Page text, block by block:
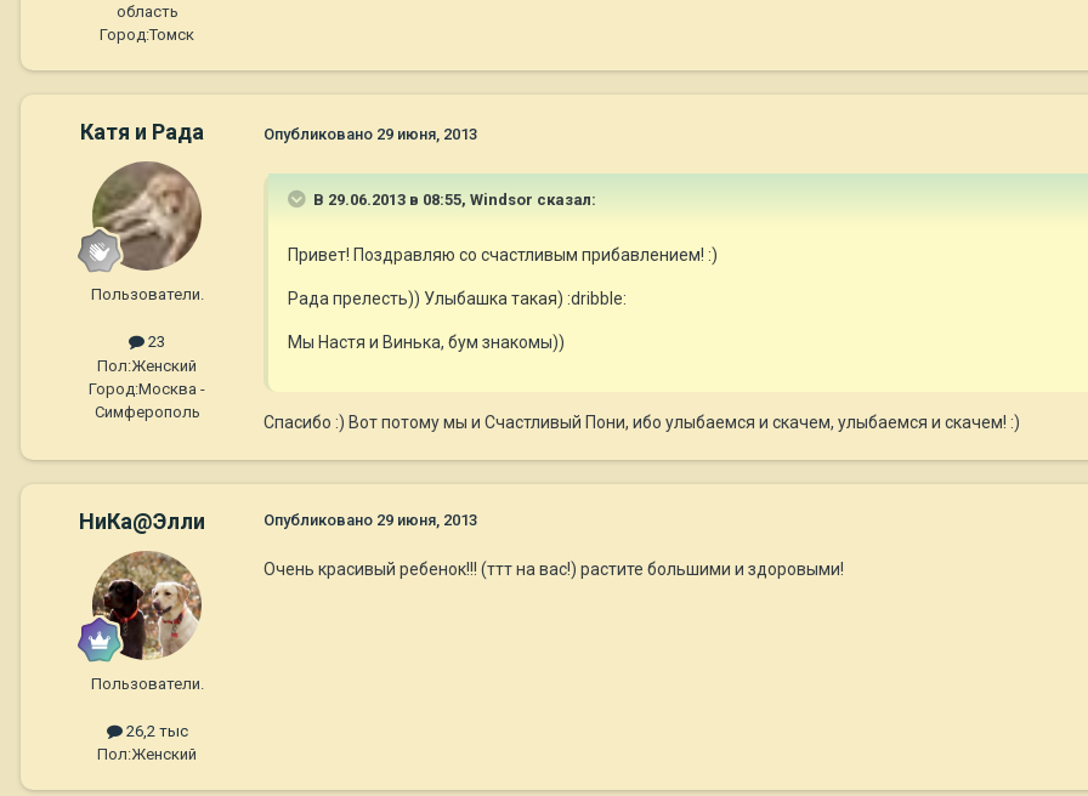
область
Город:Томск
Катя и Рада
Пользователи.
23
Пол:Женский
Город:Москва -
Симферополь
Опубликовано 29 июня, 2013
В 29.06.2013 в 08:55, Windsor сказал:
Привет! Поздравляю со счастливым прибавлением! :)
Рада прелесть)) Улыбашка такая) :dribble:
Мы Настя и Винька, бум знакомы))
Спасибо :) Вот потому мы и Счастливый Пони, ибо улыбаемся и скачем, улыбаемся и скачем! :)
НиКа@Элли
Пользователи.
26,2 тыс
Пол:Женский
Опубликовано 29 июня, 2013
Очень красивый ребенок!!! (ттт на вас!) растите большими и здоровыми!